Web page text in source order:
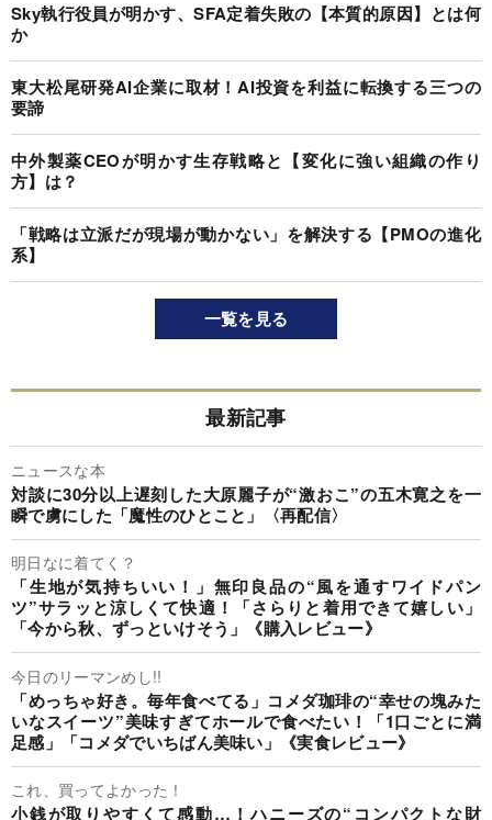
Sky執行役員が明かす、SFA定着失敗の【本質的原因】とは何
か
東大松尾研発AI企業に取材！AI投資を利益に転換する三つの
要諦
中外製薬CEOが明かす生存戦略と【変化に強い組織の作り
方】は？
「戦略は立派だが現場が動かない」を解決する【PMOの進化
系】
一覧を見る
最新記事
ニュースな本
対談に30分以上遅刻した大原麗子が“激おこ”の五木寛之を一
瞬で虜にした「魔性のひとこと」〈再配信〉
明日なに着てく？
「生地が気持ちいい！」無印良品の“風を通すワイドパン
ツ”サラッと涼しくて快適！「さらりと着用できて嬉しい」
「今から秋、ずっといけそう」《購入レビュー》
今日のリーマンめし!!
「めっちゃ好き。毎年食べてる」コメダ珈琲の“幸せの塊みた
いなスイーツ”美味すぎてホールで食べたい！「1口ごとに満
足感」「コメダでいちばん美味い」《実食レビュー》
これ、買ってよかった！
小銭が取りやすくて感動…！ハニーズの“コンパクトな財